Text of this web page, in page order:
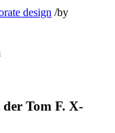
design /by
Tom F. X-